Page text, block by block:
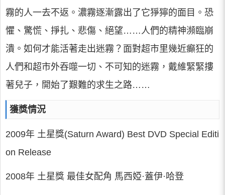
霧的人一去不返。濃霧逐漸露出了它猙獰的面目。恐
懼、驚慌、掙扎、悲傷、絕望……人們的精神瀕臨崩
潰。如何才能活著走出迷霧？面對超市里幾近癲狂的
人們和超市外吞噬一切、不可知的迷霧，戴維緊緊摟
著兒子，開始了艱難的求生之路……
獲獎情況
2009年 土星獎(Saturn Award) Best DVD Special Editi
on Release
2008年 土星獎 最佳女配角 馬西婭·蓋伊·哈登